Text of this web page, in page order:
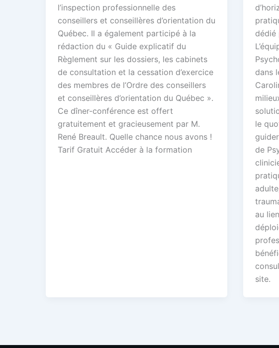
l’inspection professionnelle des
conseillers et conseillères d’orientation du
Québec. Il a également participé à la
rédaction du « Guide explicatif du
Règlement sur les dossiers, les cabinets
de consultation et la cessation d’exercice
des membres de l’Ordre des conseillers
et conseillères d’orientation du Québec ».
Ce dîner-conférence est offert
gratuitement et gracieusement par M.
René Breault. Quelle chance nous avons !
Tarif Gratuit Accéder à la formation
dédié
dans
le
de
au
site.